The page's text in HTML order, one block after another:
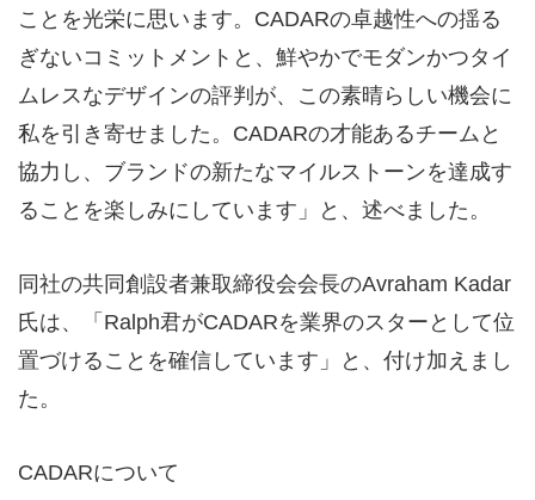
ことを光栄に思います。CADARの卓越性への揺る
ぎないコミットメントと、鮮やかでモダンかつタイ
ムレスなデザインの評判が、この素晴らしい機会に
私を引き寄せました。CADARの才能あるチームと
協力し、ブランドの新たなマイルストーンを達成す
ることを楽しみにしています」と、述べました。
同社の共同創設者兼取締役会会長のAvraham Kadar
氏は、「Ralph君がCADARを業界のスターとして位
置づけることを確信しています」と、付け加えまし
た。
CADARについて